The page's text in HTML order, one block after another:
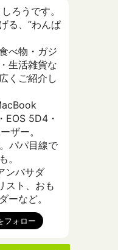
ろうです。
る、”わんぱ
べ物・ガジ
生活雑貨な
くご紹介し
5D4・
ザー。
パパ目線で
。
ンバサダ
スト、おも
ーなど。